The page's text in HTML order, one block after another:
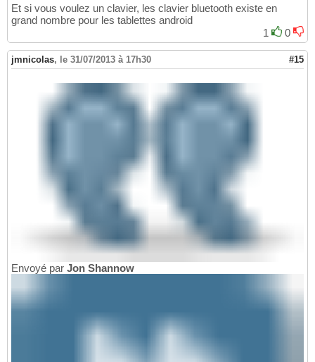
Et si vous voulez un clavier, les clavier bluetooth existe en
grand nombre pour les tablettes android
1
0
jmnicolas, le 31/07/2013 à 17h30 #15
Envoyé par Jon Shannow